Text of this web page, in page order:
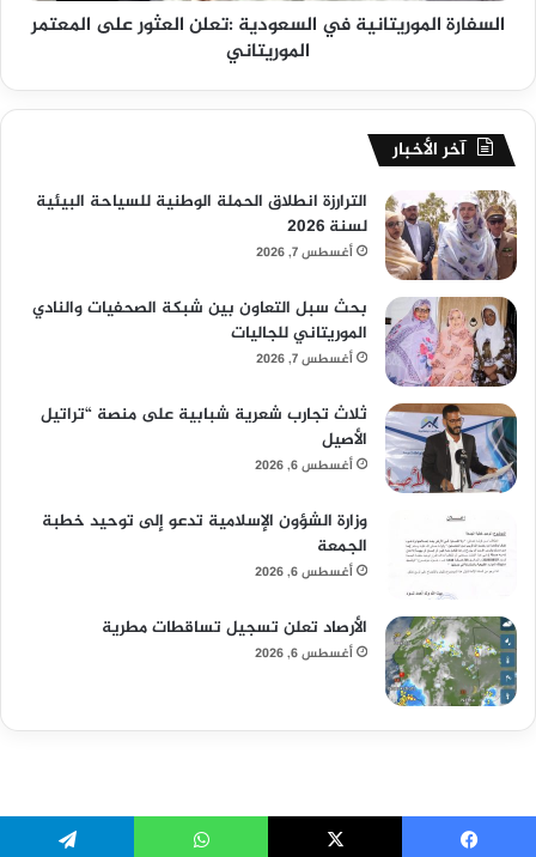
السفارة الموريتانية في السعودية :تعلن العثور على المعتمر
الموريتاني
آخر الأخبار
الترارزة انطلاق الحملة الوطنية للسياحة البيئية
لسنة 2026
أغسطس 7, 2026
بحث سبل التعاون بين شبكة الصحفيات والنادي
الموريتاني للجاليات
أغسطس 7, 2026
ثلاث تجارب شعرية شبابية على منصة “تراتيل
الأصيل
أغسطس 6, 2026
وزارة الشؤون الإسلامية تدعو إلى توحيد خطبة
الجمعة
أغسطس 6, 2026
الأرصاد تعلن تسجيل تساقطات مطرية
أغسطس 6, 2026